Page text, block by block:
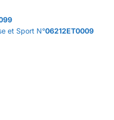
et Sport N°06212ET0009